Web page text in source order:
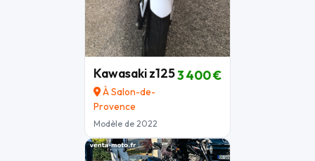
Kawasaki z125
À Salon-de-
Provence
Modèle de 2022
3 400 €